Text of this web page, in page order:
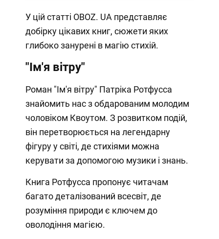
У цій статті OBOZ. UA представляє
добірку цікавих книг, сюжети яких
глибоко занурені в магію стихій.
"Ім'я вітру"
Роман "Ім'я вітру" Патріка Ротфусса
знайомить нас з обдарованим молодим
чоловіком Квоутом. З розвитком подій,
він перетворюється на легендарну
фігуру у світі, де стихіями можна
керувати за допомогою музики і знань.
Книга Ротфусса пропонує читачам
багато деталізований всесвіт, де
розуміння природи є ключем до
оволодіння магією.